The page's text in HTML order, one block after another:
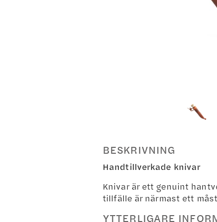
BESKRIVNING
Handtillverkade knivar
Knivar är ett genuint
tillfälle är närmast ett
YTTERLIGARE